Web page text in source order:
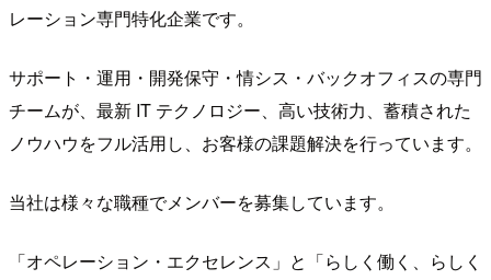
レーション専門特化企業です。
サポート・運用・開発保守・情シス・バックオフィスの専門
チームが、最新 IT テクノロジー、高い技術力、蓄積された
ノウハウをフル活用し、お客様の課題解決を行っています。
当社は様々な職種でメンバーを募集しています。
「オペレーション・エクセレンス」と「らしく働く、らしく